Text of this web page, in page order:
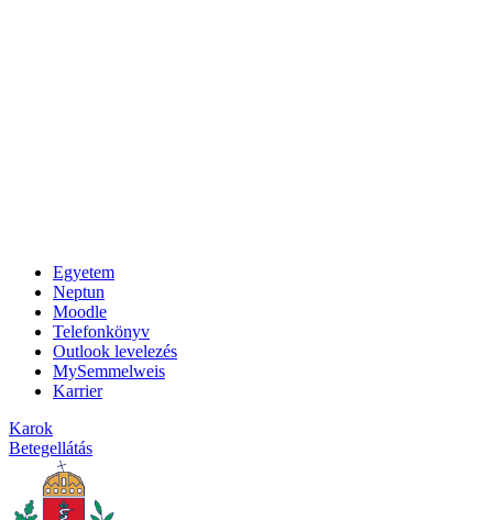
Egyetem
Neptun
Moodle
Telefonkönyv
Outlook levelezés
MySemmelweis
Karrier
Karok
Betegellátás